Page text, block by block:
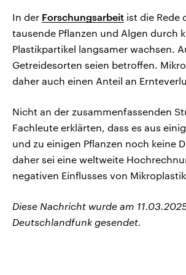
In der Forschungsarbeit ist die Rede
tausende Pflanzen und Algen durch
Plastikpartikel langsamer wachsen.
Getreidesorten seien betroffen.
daher auch einen Anteil an
Nicht an der zusammenfassenden
Fachleute erklärten, dass es aus
und zu einigen Pflanzen noch keine
daher sei eine weltweite
negativen Einflusses von
Diese Nachricht wurde am
Deutschlandfunk gesendet.